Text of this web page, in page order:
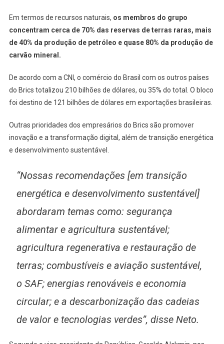
Em termos de recursos naturais, os membros do grupo
concentram cerca de 70% das reservas de terras raras, mais
de 40% da produção de petróleo e quase 80% da produção de
carvão mineral.
De acordo com a CNI, o comércio do Brasil com os outros países
do Brics totalizou 210 bilhões de dólares, ou 35% do total. O bloco
foi destino de 121 bilhões de dólares em exportações brasileiras.
Outras prioridades dos empresários do Brics são promover
inovação e a transformação digital, além de transição energética
e desenvolvimento sustentável.
“Nossas recomendações [em transição
energética e desenvolvimento sustentável]
abordaram temas como: segurança
alimentar e agricultura sustentável;
agricultura regenerativa e restauração de
terras; combustíveis e aviação sustentável,
o SAF; energias renováveis e economia
circular; e a descarbonização das cadeias
de valor e tecnologias verdes”, disse Neto.